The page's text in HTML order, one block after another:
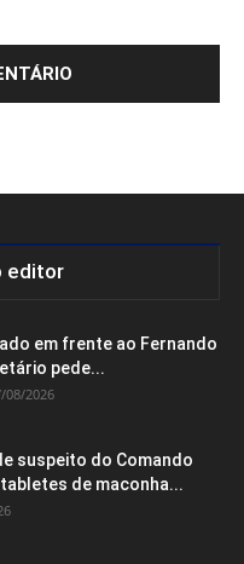
editor
em frente ao Fernando
pede...
08/2026
suspeito do Comando
de maconha...